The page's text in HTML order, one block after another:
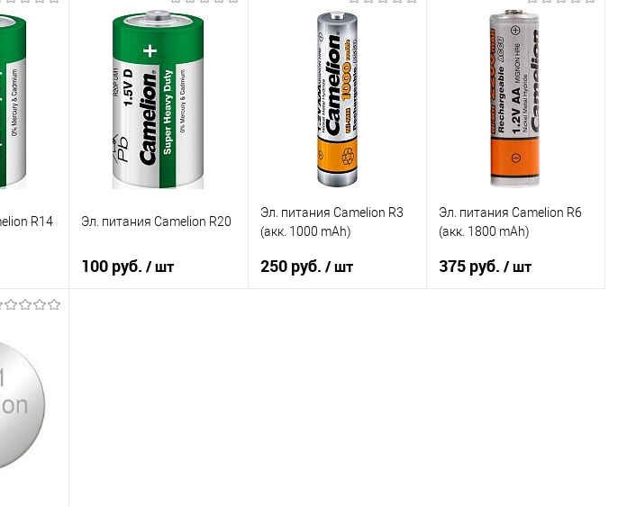
В корзину
К сравнению
В избранное
В наличии
В корзину
К сравнению
В избранное
В наличии
В корзину
К сравнению
В избранное
В наличии
R14 Эл. питания Camelion R20
100 руб./ шт
Эл. питания Camelion R3
(акк. 1000 mAh)
250 руб. / шт
Эл. питания Camelion R6
(акк. 1800 mAh)
375 руб. / шт